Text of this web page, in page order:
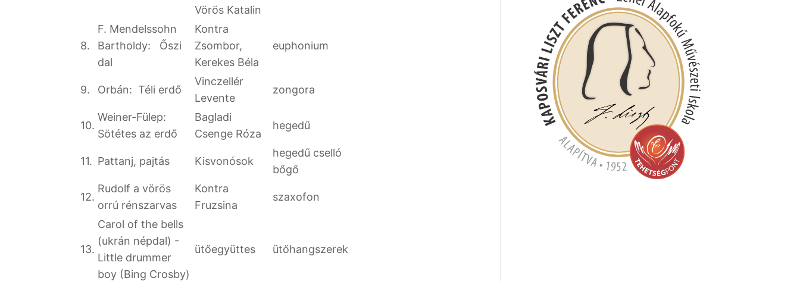
Vörös Katalin
8.
F. Mendelssohn
Bartholdy: Őszi
dal
Kontra
Zsombor,
Kerekes Béla
euphonium
9. Orbán: Téli erdő
Vinczellér
Levente
zongora
10.
Weiner-Fülep:
Sötétes az erdő
Bagladi
Csenge Róza
hegedű
11. Pattanj, pajtás Kisvonósok
hegedű cselló
bőgő
12.
Rudolf a vörös
orrú rénszarvas
Kontra
Fruzsina
szaxofon
13.
Carol of the bells
(ukrán népdal) -
Little drummer
boy (Bing Crosby)
ütőegyüttes ütőhangszerek